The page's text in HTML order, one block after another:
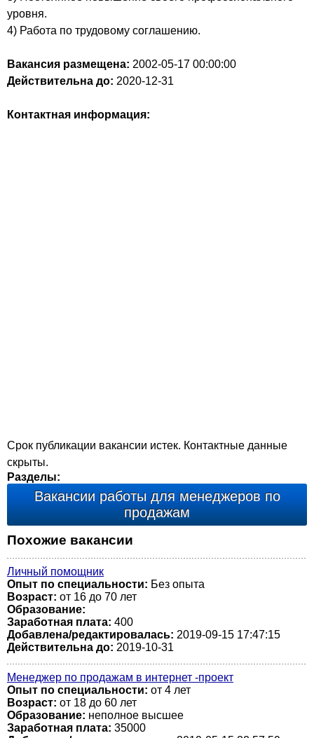
уровня.
4) Работа по трудовому соглашению.
Вакансия размещена: 2002-05-17 00:00:00
Действительна до: 2020-12-31
Контактная информация:
Срок публикации вакансии истек. Контактные данные
скрыты.
Разделы:
Вакансии работы для менеджеров по
продажам
Похожие вакансии
Личный помощник
Опыт по специальности: Без опыта
Возраст: от 16 до 70 лет
Образование:
Заработная плата: 400
Добавлена/редактировалась: 2019-09-15 17:47:15
Действительна до: 2019-10-31
Менеджер по продажам в интернет -проект
Опыт по специальности: от 4 лет
Возраст: от 18 до 60 лет
Образование: неполное высшее
Заработная плата: 35000